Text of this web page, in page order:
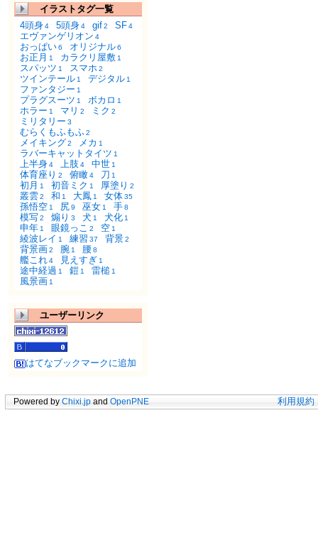
イラストタグ一覧
4頭身4 5頭身4 gif2 SF4
エヴァンゲリオン 4
おっぱい6 オリジナル6
お正月 1 カラクリ屋敷 1
スパッツ 1 スマホ 2
ツインテール 1 デジタル 1
ファンタジー 1
プラグスーツ 1 ボカロ 1
ホラー 1 マリ 2 ミク 2
ミリタリー 3
むらくもふもふ2
メイキング2 メカ 1
ラバーキャットタイツ 1
上半身4 上肢 4 中世 1
体育座り 2 俯瞰4 刀 1
初月 1 初音ミク 1 厚塗り 2
叢雲2 和 1 大鳳 1 女体35
孫悟空 1 尻9 巫女 1 手8
模写2 煽り 3 犬 1 犬化 1
申年 1 眼鏡っこ 2 空 1
綾波レイ 1 練習 37 背景2
背景画2 腕 1 腰8
艦これ4 見えすぎ 1
途中経過 1 鎧 1 雷槌 1
風景画 1
ユーザーリンク
はてなブックマークに追加
Powered by Chixi.jp and OpenPNE 利用規約